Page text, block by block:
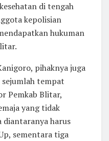
di tengah
kepolisian
hukuman
pihaknya juga
sejumlah tempat
Pemkab Blitar,
yang tidak
diantaranya harus
sementara tiga